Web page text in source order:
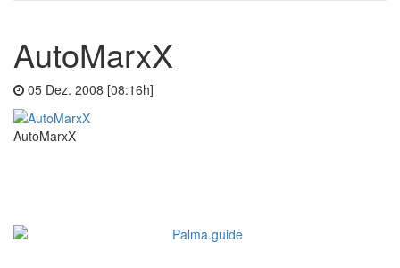
AutoMarxX
05 Dez. 2008 [08:16h]
AutoMarxX